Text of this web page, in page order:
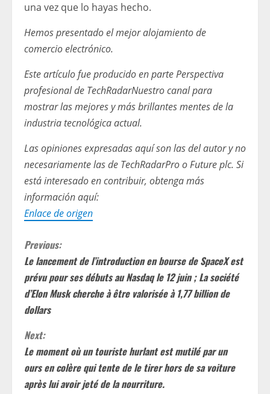
una vez que lo hayas hecho.
Hemos presentado el mejor alojamiento de
comercio electrónico.
Este artículo fue producido en partePerspectiva
profesional de TechRadarNuestro canal para
mostrar las mejores y más brillantes mentes de la
industria tecnológica actual.
Las opiniones expresadas aquí son las del autor y no
necesariamente las de TechRadarPro o Future plc. Si
está interesado en contribuir, obtenga más
información aquí:
Enlace de origen
C
o
n
t
i
n
Previous:
Le lancement de l’introduction en bourse de SpaceX est
prévu pour ses débuts au Nasdaq le 12 juin ; La société
d’Elon Musk cherche à être valorisée à 1,77 billion de
dollars
Next:
Le moment où un touriste hurlant est mutilé par un
ours en colère qui tente de le tirer hors de sa voiture
après lui avoir jeté de la nourriture.